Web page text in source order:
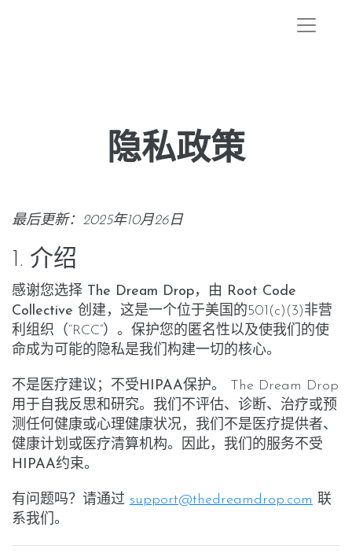
隐私政策
最后更新：2025年10月26日
1. 介绍
感谢您选择 The Dream Drop，由 Root Code
Collective 创建，这是一个位于美国的501(c)(3)非营
利组织（“RCC”）。保护您的匿名性以及使我们的使
命成为可能的隐私是我们构建一切的核心。
不是医疗建议；不受HIPAA保护。
The Dream Drop
用于自我反思和研究。我们 不评估、诊断、治疗或预
测任何健康或心理健康状况，我们 不是医疗提供者、
健康计划或医疗清算机构。因此，我们的服务不受
HIPAA约束。
有问题吗？请通过 support@thedreamdrop.com 联
系我们。